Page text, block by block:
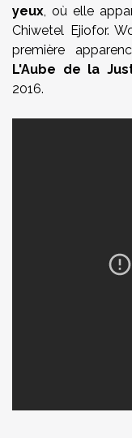
yeux, où elle
Chiwetel Ejiofor.
première
L'Aube de la
2016.